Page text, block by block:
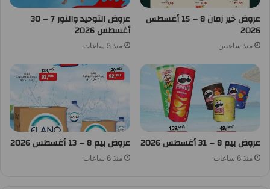
عروض خير زمان 8 – 15 أغسطس
2026
منذ ساعتين
عروض التوحيد والنور 7 – 30
أغسطس 2026
منذ 5 ساعات
عروض بيم 8 – 31 أغسطس 2026
منذ 6 ساعات
عروض بيم 8 – 13 أغسطس 2026
منذ 6 ساعات